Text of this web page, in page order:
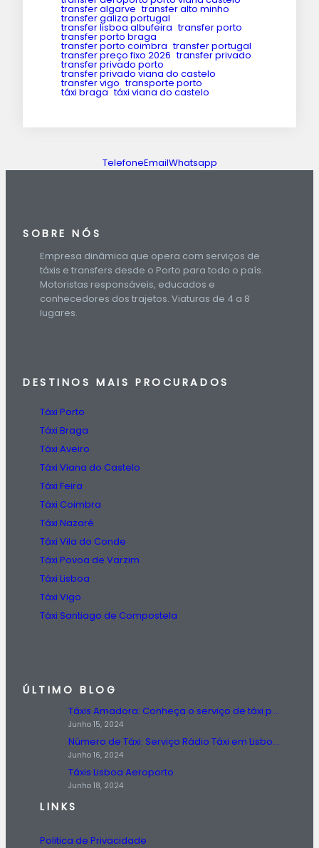
transfer algarve transfer alto minho
transfer galiza portugal
transfer lisboa albufeira transfer porto
transfer porto braga
transfer porto coimbra transfer portugal
transfer preço fixo 2026 transfer privado
transfer privado porto
transfer privado viana do castelo
transfer vigo transporte porto
táxi braga táxi viana do castelo
TelefoneEmailWhatsapp
SOBRE NÓS
Empresa dinâmica que opera com serviços de
táxis e transfers desde o Porto para todo o país.
Motoristas responsáveis, educados e
conhecedores dos trajetos. Viaturas de 4 a 8
lugares.
DESTINOS MAIS PROCURADOS
Táxi Porto
Táxi Braga
Táxi Aveiro
Táxi Viana do Castelo
Táxi Feira
Táxi Coimbra
Táxi Nazaré
Táxi Vila do Conde
Táxi Povoa de Varzim
Táxi Lisboa
Táxi Vigo
Táxi Santiago de Compostela
ÚLTIMO BLOG
Táxis Amadora: Conheça o serviço de táxi prestado na região da Amadora.
Junho 15, 2024
Número de Táxi: Serviço Rádio Táxi em Lisboa, Entre em Contato Agora!
Junho 16, 2024
Táxis Lisboa Aeroporto
Junho 18, 2024
LINKS
Politica de Privacidade